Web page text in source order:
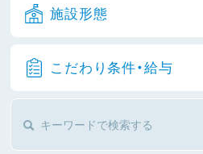
施設形態
こだわり条件・給与